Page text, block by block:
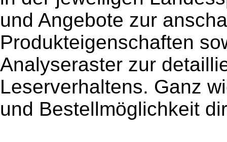
und Angebote zur
Produkteigenschaften
Analyseraster zur
Leserverhaltens. Ganz
und Bestellmöglichkeit